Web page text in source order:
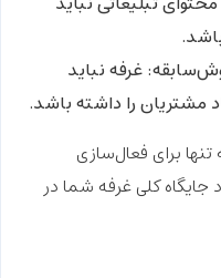
غرفه نباید
مشتریان را داشته باشد.
تنها برای فعال‌سازی
کلی غرفه شما در